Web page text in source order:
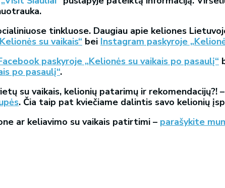
tinkluose. Daugiau apie keliones
su vaikais“ bei Instagram paskyroje
paskyroje „Kelionės su vaikais po pasaulį“
po pasaulį“.
su vaikais, kelionių patarimų ir rekomendacijų?!
. Čia taip pat kviečiame dalintis savo kelionių
ar keliavimo su vaikais patirtimi – parašykite